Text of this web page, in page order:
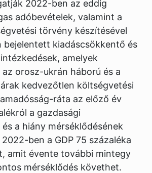
2022-ben az eddig
adóbevételek, valamint a
törvény készítésével
bejelentett kiadáscsökkentő és
amelyek
az orosz-ukrán háború és a
kedvezőtlen költségvetési
ráta az előző év
a gazdasági
a hiány mérséklődésének
ben a GDP 75 százaléka
amit évente további mintegy
mérséklődés követhet.